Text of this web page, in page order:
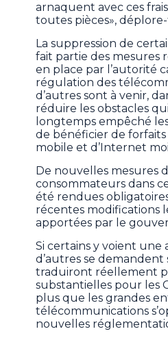
arnaquent avec ces
toutes pièces»,
La suppression de
fait partie des mesures
en place par l’autorité
régulation des
d’autres sont à venir,
réduire les obstacles
longtemps empêché
de bénéficier de
mobile et d’Internet
De nouvelles mesures
consommateurs dans
été rendues
récentes modifications
apportées par le
Si certains y voient une
d’autres se demandent
traduiront réellement
substantielles pour les
plus que les grandes
télécommunications
nouvelles